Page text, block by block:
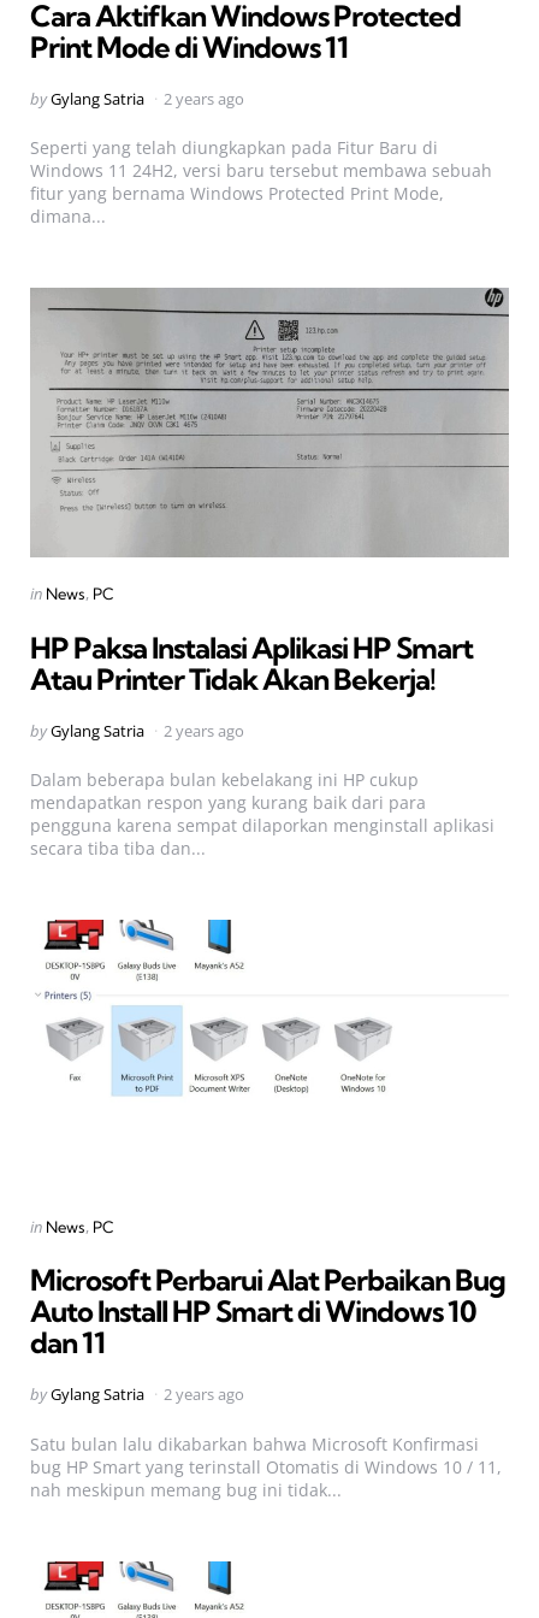
Cara Aktifkan Windows Protected
Print Mode di Windows 11
Posted
byGylang Satria 2 years ago
Seperti yang telah diungkapkan pada Fitur Baru di
Windows 11 24H2, versi baru tersebut membawa sebuah
fitur yang bernama Windows Protected Print Mode,
dimana...
Categories
Posted
in News PC
HP Paksa Instalasi Aplikasi HP Smart
Atau Printer Tidak Akan Bekerja!
Posted
byGylang Satria 2 years ago
Dalam beberapa bulan kebelakang ini HP cukup
mendapatkan respon yang kurang baik dari para
pengguna karena sempat dilaporkan menginstall aplikasi
secara tiba tiba dan...
Categories
Posted
in News PC
Microsoft Perbarui Alat Perbaikan Bug
Auto Install HP Smart di Windows 10
dan 11
Posted
byGylang Satria 2 years ago
Satu bulan lalu dikabarkan bahwa Microsoft Konfirmasi
bug HP Smart yang terinstall Otomatis di Windows 10 / 11,
nah meskipun memang bug ini tidak...